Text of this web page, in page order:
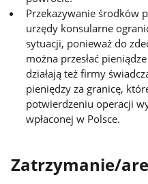
Przekazywanie środków
urzędy konsularne
sytuacji, ponieważ do
można przesłać
działają też firmy
pieniędzy za granicę,
potwierdzeniu operacji
wpłaconej w Polsce.
Zatrzymanie/